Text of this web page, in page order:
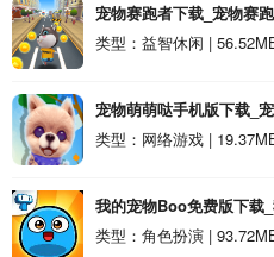
宠物赛跑者下载_宠物赛
类型：益智休闲 |
宠物萌萌哒手机版下载_
卓版
类型：网络游戏 |
我的宠物Boo免费版下载
1.4安卓版
类型：角色扮演 |